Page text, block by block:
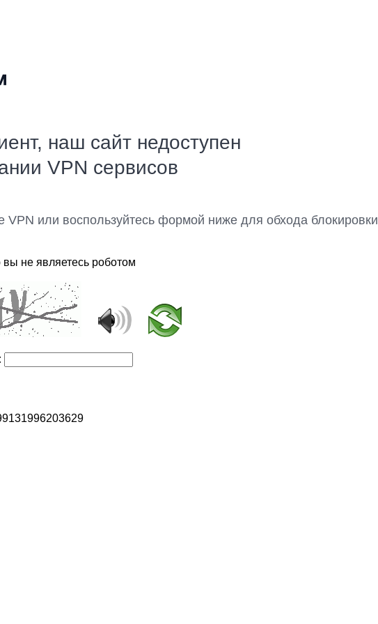
наш сайт недоступен
VPN сервисов
VPN или воспользуйтесь формой ниже для обхода блокировки
не являетесь роботом